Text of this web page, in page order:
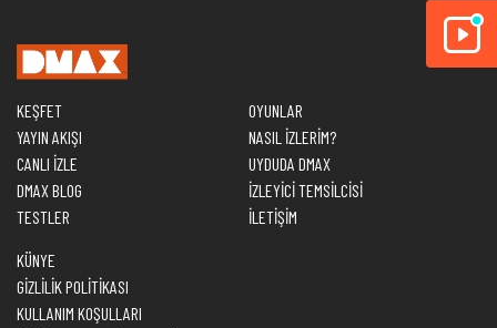
KEŞFET
YAYIN AKIŞI
CANLI İZLE
DMAX BLOG
TESTLER
OYUNLAR
NASIL İZLERİM?
UYDUDA DMAX
İZLEYİCİ TEMSİLCİSİ
İLETİŞİM
KÜNYE
GİZLİLİK POLİTİKASI
KULLANIM KOŞULLARI